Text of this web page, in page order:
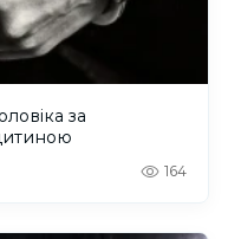
за
164